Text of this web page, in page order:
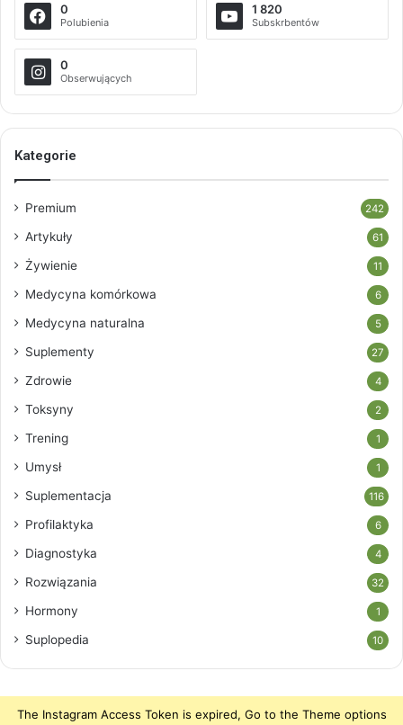
0
Polubienia
1 820
Subskrbentów
0
Obserwujących
Kategorie
Premium 242
Artykuły 61
Żywienie 11
Medycyna komórkowa 6
Medycyna naturalna 5
Suplementy 27
Zdrowie 4
Toksyny 2
Trening 1
Umysł 1
Suplementacja 116
Profilaktyka 6
Diagnostyka 4
Rozwiązania 32
Hormony 1
Suplopedia 10
The Instagram Access Token is expired, Go to the Theme options